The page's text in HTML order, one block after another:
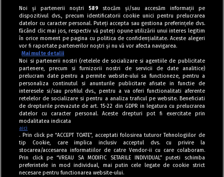
Tag index
Noi și partenerii noștri 589 stocăm și/sau accesăm informații pe
dispozitivul dvs., precum identificatorii cookie unici pentru prelucrarea
datelor cu caracter personal. Puteți accepta sau gestiona preferințele dvs.
făcând clic mai jos, respectiv vă puteți opune utilizării unui interes legitim
în orice moment pe pagina cu politica de confidențialitate. Aceste alegeri
vor fi raportate partenerilor noștri și nu vă vor afecta navigarea.
Mai multe detalii
Noi si partenerii nostri (retelele de socializare si agentiile de publicitate
partenere, precum si furnizorii nostri de servicii de date analitice)
prelucram date pentru a permite website-ului sa functioneze, pentru a
personaliza continutul si anunturile publicitare afisate in functie de
interesele si/sau profilul dvs., pentru a va oferi functionalitati aferente
retelelor de socializare si pentru a analiza traficul pe website. Beneficiati
de drepturile prevazute de art. 15-22 din GDPR in legatura cu prelucrarea
datelor cu caracter personal. Aceste drepturi pot fi exercitate prin
modalitatea indicata
aici
. Prin click pe “ACCEPT TOATE”, acceptati folosirea tuturor Tehnologiilor de
tip Cookie, care implica inclusiv acceptul dvs. cu privire la
stocarea/accesarea informatiilor de catre Vendor-ii cu care colaboram.
Prin click pe “VREAU SA MODIFIC SETARILE INDIVIDUAL” puteti schimba
preferintele in mod individual, mai putin cele legate de cookie strict
necesare pentru functionarea website-ului.